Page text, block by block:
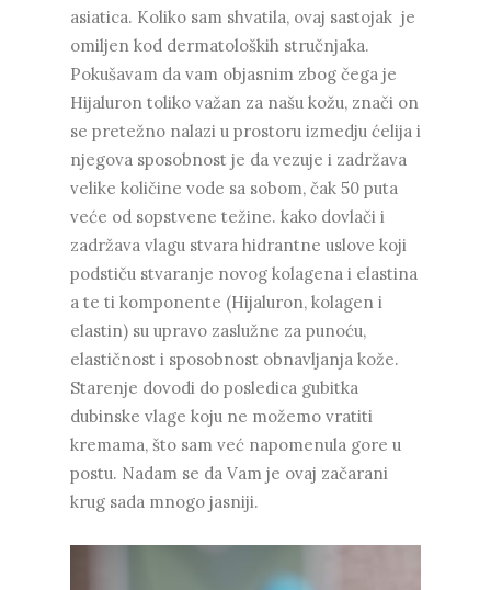
asiatica. Koliko sam shvatila, ovaj sastojak je
omiljen kod dermatoloških stručnjaka.
Pokušavam da vam objasnim zbog čega je
Hijaluron toliko važan za našu kožu, znači on
se pretežno nalazi u prostoru izmedju ćelija i
njegova sposobnost je da vezuje i zadržava
velike količine vode sa sobom, čak 50 puta
veće od sopstvene težine. kako dovlači i
zadržava vlagu stvara hidrantne uslove koji
podstiču stvaranje novog kolagena i elastina
a te ti komponente (Hijaluron, kolagen i
elastin) su upravo zaslužne za punoću,
elastičnost i sposobnost obnavljanja kože.
Starenje dovodi do posledica gubitka
dubinske vlage koju ne možemo vratiti
kremama, što sam već napomenula gore u
postu. Nadam se da Vam je ovaj začarani
krug sada mnogo jasniji.